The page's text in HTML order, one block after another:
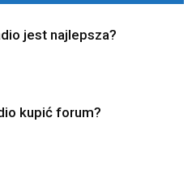
jest najlepsza?
kupić forum?